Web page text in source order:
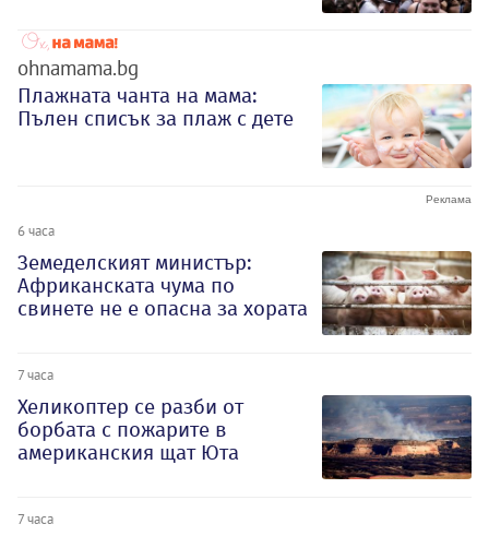
ohnamama.bg
Плажната чанта на мама:
Пълен списък за плаж с дете
6 часа
Земеделският министър:
Африканската чума по
свинете не е опасна за хората
7 часа
Хеликоптер се разби от
борбата с пожарите в
американския щат Юта
7 часа